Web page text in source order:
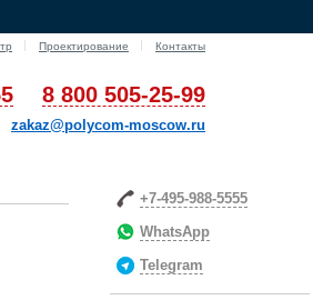
Проектирование Контакты
8 800 505-25-99
zakaz@polycom-moscow.ru
+7-495-988-5555
WhatsApp
Telegram